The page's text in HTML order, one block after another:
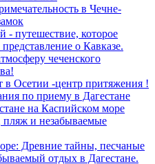
в Чечне-
- путешествие, которое
о Кавказе.
чеченского
в Осетии -центр притяжения !
по приему в Дагестане
на Каспийском море
пляж и незабываемые
Древние тайны, песчаные
отдых в Дагестане.